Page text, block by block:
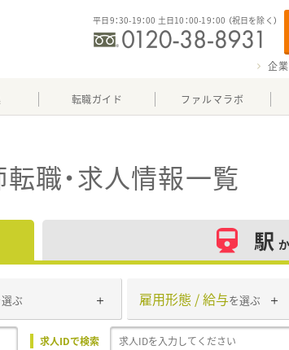
平日9：30-19：00 土日10：00-19：00 （祝日を除く）
企
転職ガイド ファルマラボ
職・求人情報一覧
駅
ぶ 雇用形態 / 給与を選ぶ
求人IDで検索